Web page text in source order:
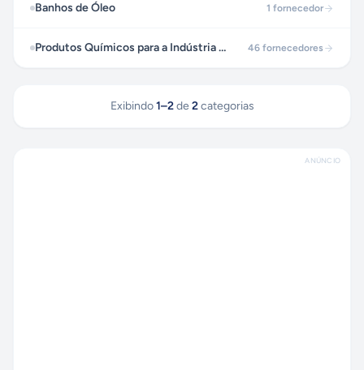
Banhos de Óleo 1 fornecedor
Produtos Químicos para a Indústria Metalúrgica 46 fornecedores
Exibindo 1–2 de 2 categorias
ANÚNCIO